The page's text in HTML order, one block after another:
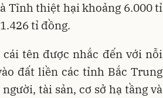
Tĩnh thiệt hại khoảng 6.000 tỉ
tỉ đồng.
tên được nhắc đến với nỗi
đất liền các tỉnh Bắc Trung
tài sản, cơ sở hạ tầng và